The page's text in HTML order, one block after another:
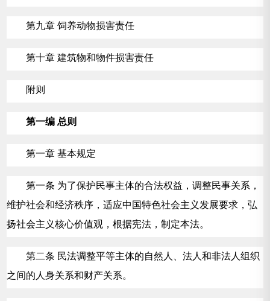
第九章 饲养动物损害责任
第十章 建筑物和物件损害责任
附则
第一编 总则
第一章 基本规定
第一条 为了保护民事主体的合法权益，调整民事关系，
维护社会和经济秩序，适应中国特色社会主义发展要求，弘
扬社会主义核心价值观，根据宪法，制定本法。
第二条 民法调整平等主体的自然人、法人和非法人组织
之间的人身关系和财产关系。